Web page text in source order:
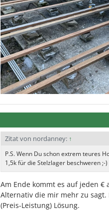
Zitat von nordanney: ↑
P.S. Wenn Du schon extrem teures
1,5k für die Stelzlager beschweren ;-)
Am Ende kommt es auf jeden
Alternativ die mir mehr zu
(Preis-Leistung) Lösung.